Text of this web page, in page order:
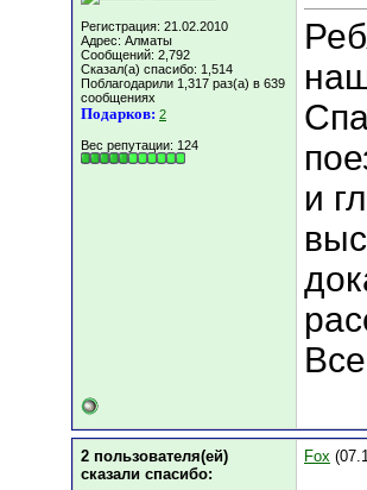
Регистрация: 21.02.2010
Адрес: Алматы
Сообщений: 2,792
Сказал(а) спасибо: 1,514
Поблагодарили 1,317 раз(а) в 639
сообщениях
Подарков: 2
Вес репутации: 124
и
2 пользователя(ей)
сказали cпасибо:
Fox